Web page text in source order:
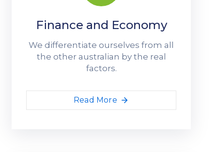
Finance and Economy
We differentiate ourselves from all
the other australian by the real
factors.
Read More